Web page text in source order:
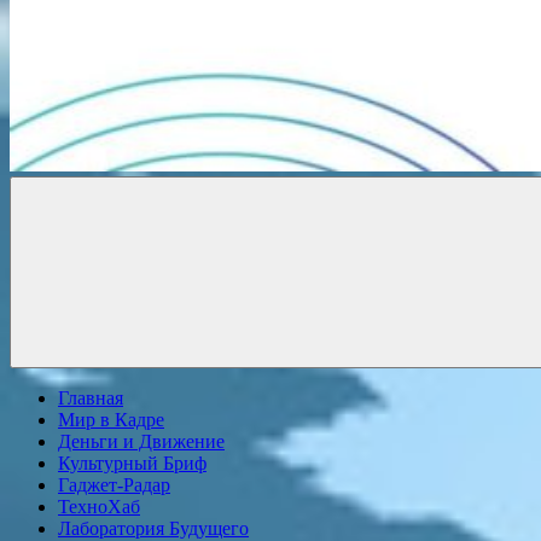
Главная
Мир в Кадре
Деньги и Движение
Культурный Бриф
Гаджет-Радар
ТехноХаб
Лаборатория Будущего